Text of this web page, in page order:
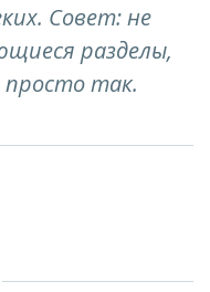
Совет: не
разделы,
так.